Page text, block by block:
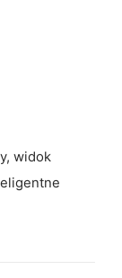
widok